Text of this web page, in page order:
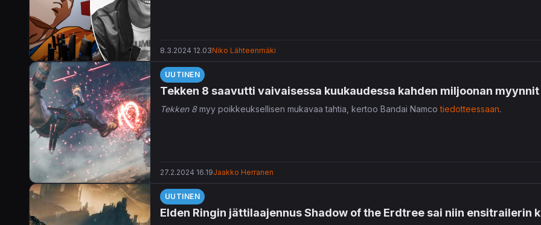
8.3.2024 12.03Niko Lähteenmäki
UUTINEN
Tekken 8 saavutti vaivaisessa kuukaudessa kahden miljoonan myynnit
Tekken 8myy poikkeuksellisen mukavaa tahtia, kertoo Bandai Namcotiedotteessaan.
27.2.2024 16.19Jaakko Herranen
UUTINEN
Elden Ringin jättilaajennus Shadow of the Erdtree sai niin ensitrailerin